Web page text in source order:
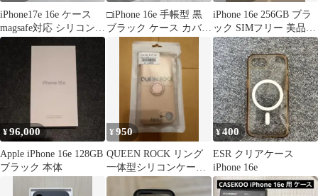
iPhone17e 16e ケース
magsafe対応 シリコン
シンプル iPhone17 スマ
ホケース おしゃれ
iPhone16e カバー アイ
フォン17e ソフトケー
ス 緑 赤 白 黒 水色 青
□iPhone 16e 手帳型 黒
ブラック ケース カバー
スマホ耐衝撃
iPhone 16e 256GB ブラ
ック SIMフリー 美品
バッテリー94%
¥96,000
Apple iPhone 16e 128GB
ブラック 本体
¥950
QUEEN ROCK リング
一体型シリコンケース
ピンク 17e/16e
¥400
ESR クリアケース
iPhone 16e